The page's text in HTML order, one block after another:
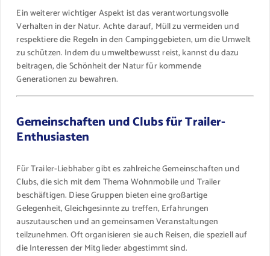
Ein weiterer wichtiger Aspekt ist das verantwortungsvolle
Verhalten in der Natur. Achte darauf, Müll zu vermeiden und
respektiere die Regeln in den Campinggebieten, um die Umwelt
zu schützen. Indem du umweltbewusst reist, kannst du dazu
beitragen, die Schönheit der Natur für kommende
Generationen zu bewahren.
Gemeinschaften und Clubs für Trailer-
Enthusiasten
Für Trailer-Liebhaber gibt es zahlreiche Gemeinschaften und
Clubs, die sich mit dem Thema Wohnmobile und Trailer
beschäftigen. Diese Gruppen bieten eine großartige
Gelegenheit, Gleichgesinnte zu treffen, Erfahrungen
auszutauschen und an gemeinsamen Veranstaltungen
teilzunehmen. Oft organisieren sie auch Reisen, die speziell auf
die Interessen der Mitglieder abgestimmt sind.